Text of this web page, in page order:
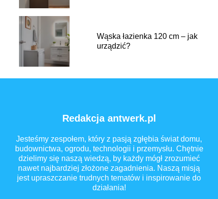
Wąska łazienka 120 cm – jak
urządzić?
Redakcja antwerk.pl
Jesteśmy zespołem, który z pasją zgłębia świat domu,
budownictwa, ogrodu, technologii i przemysłu. Chętnie
dzielimy się naszą wiedzą, by każdy mógł zrozumieć
nawet najbardziej złożone zagadnienia. Naszą misją
jest upraszczanie trudnych tematów i inspirowanie do
działania!